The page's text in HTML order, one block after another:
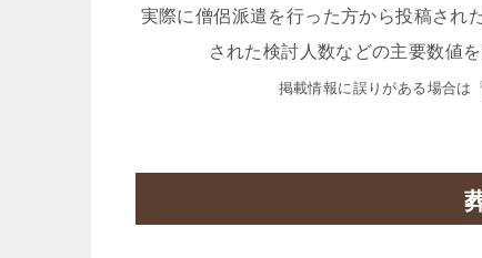
実際に僧侶派遣を行った方から投稿され
された検討人数などの主要数値
掲載情報に誤りがある場合は「